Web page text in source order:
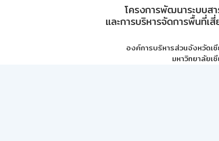
โครงการพัฒนาระบบส
และการบริหารจัดการพื้นที่เ
องค์การบริหารส่วนจังหวัดเ
มหาวิทยาลัยเ